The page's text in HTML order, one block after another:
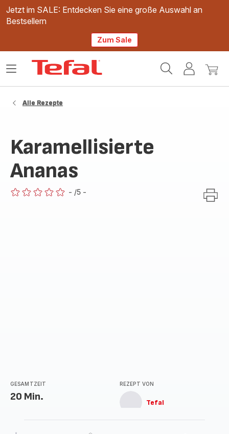
Jetzt im SALE: Entdecken Sie eine große Auswahl an
Bestsellern
Zum Sale
Mein
Mein
Das
Alle Rezepte
Karamellisierte
Ananas
- /5 -
GESAMTZEIT
20 Min.
REZEPT VON
Tefal